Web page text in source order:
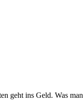
geht ins Geld. Was